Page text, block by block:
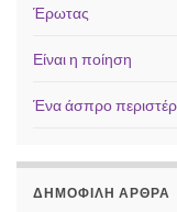
Έρωτας
Είναι η ποίηση
Ένα άσπρο
ΔΗΜΟΦΙΛΉ ΆΡΘΡΑ